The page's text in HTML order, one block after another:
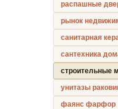
распашные
рынок
санитарная
сантехника
строительные
унитазы
фаянс фарфор